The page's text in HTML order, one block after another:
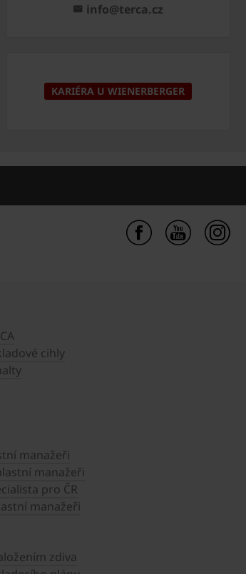
info@terca.cz
KARIÉRA U WIENERBERGER
cihly
manažeři
manažeři
pro ČR
manažeři
zdiva